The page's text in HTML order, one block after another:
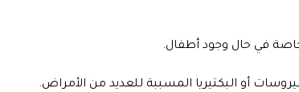
في حال وجود أطفال.
أو البكتيريا المسببة للعديد من الأمراض.